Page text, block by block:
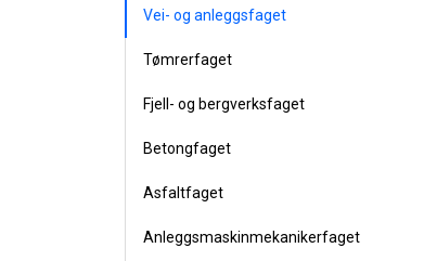
Vei- og anleggsfaget
Tømrerfaget
Fjell- og bergverksfaget
Betongfaget
Asfaltfaget
Anleggsmaskinmekanikerfaget